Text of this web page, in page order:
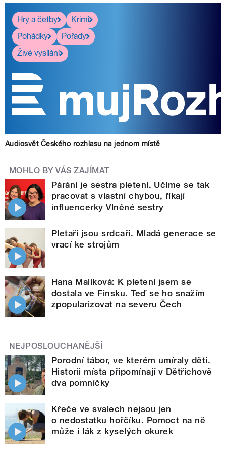
Hry a četby
Krimi
Pohádky
Pořady
Živé vysílání
Audiosvět Českého rozhlasu na jednom místě
MOHLO BY VÁS ZAJÍMAT
Párání je sestra pletení. Učíme se tak
pracovat s vlastní chybou, říkají
influencerky Vlněné sestry
Pletaři jsou srdcaři. Mladá generace se
vrací ke strojům
Hana Malíková: K pletení jsem se
dostala ve Finsku. Teď se ho snažím
zpopularizovat na severu Čech
NEJPOSLOUCHANĚJŠÍ
Porodní tábor, ve kterém umíraly děti.
Historii místa připomínají v Dětřichově
dva pomníčky
Křeče ve svalech nejsou jen
o nedostatku hořčíku. Pomoct na ně
může i lák z kyselých okurek